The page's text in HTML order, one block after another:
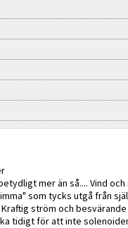
mer än så.... Vind
som tycks utgå från
Kraftig ström och
tidigt för att inte